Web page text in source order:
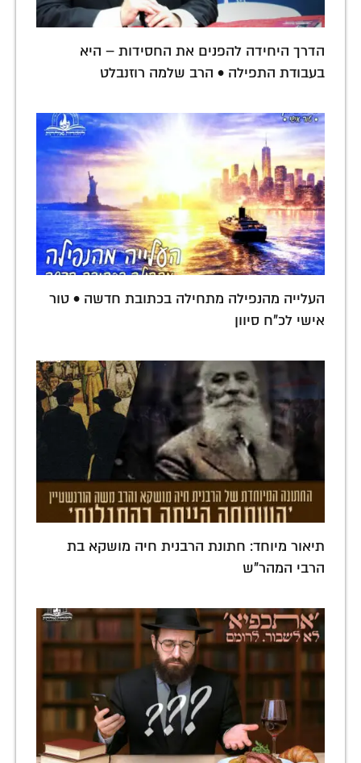
הדרך היחידה להפנים את החסידות – היא
בעבודת התפילה • הרב שלמה רוזנבלט
העלייה מהנפילה מתחילה בכתובת חדשה • טור
אישי לכ"ח סיוון
תיאור מיוחד: חתונת הרבנית חיה מושקא בת
הרבי המהר"ש